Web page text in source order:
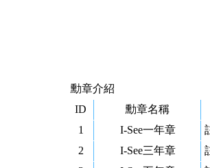
勳章介紹
ID
勳章名稱
1
I-See一年章
2
I-See三年章